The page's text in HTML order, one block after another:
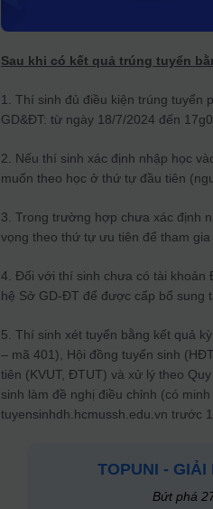
Sau khi có kết quả trúng tuyển
1. Thí sinh đủ điều kiện trúng tuyển
GD&ĐT: từ ngày 18/7/2024 đến
2. Nếu thí sinh xác định nhập học
muốn theo học ở thứ tự đầu tiên
3. Trong trường hợp chưa xác định
vọng theo thứ tự ưu tiên để tham
4. Đối với thí sinh chưa có tài khoản
hệ Sở GD-ĐT để được cấp bổ sung
5. Thí sinh xét tuyển bằng kết quả
– mã 401), Hội đồng tuyển sinh
tiên (KVUT, ĐTUT) và xử lý theo
sinh làm đề nghị điều chỉnh (có
tuyensinhdh.hcmussh.edu.vn trước
TOPUNI - GIẢI
Bứt phá